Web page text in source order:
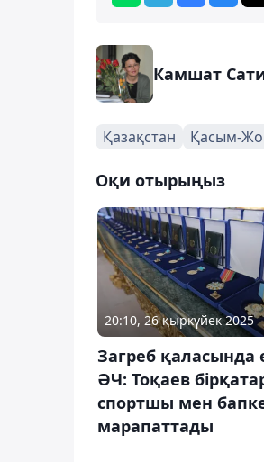
Камшат
Қазақстан Қасым-
Оқи отырыңыз
20:10, 26 қыркүйек 2025
Загреб қаласында
ӘЧ: Тоқаев
спортшы мен
марапаттады